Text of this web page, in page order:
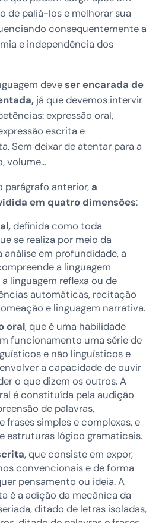
de paliá-los e melhorar sua
consequentemente a
e independência dos
deveser encarada de
já que devemos intervir
expressão oral,
escrita e
Sem deixar de atentar para a
volume…
parágrafo anterior,a
em quatro dimensões:
definida como toda
se realiza por meio da
análise em profundidade, a
a linguagem
linguagem reflexa ou de
automáticas, recitação
e linguagem narrativa.
oral, que é uma habilidade
funcionamento uma série de
e não linguísticos e
a capacidade de ouvir
o que dizem os outros. A
é constituída pela audição
de palavras,
frases simples e complexas, e
estruturas lógico gramaticais.
, que consiste em expor,
convencionais e de forma
pensamento ou ideia. A
é a adição da mecânica da
ditado de letras isoladas,